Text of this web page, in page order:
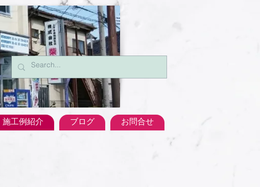
施工例紹介 ブログ お問合せ